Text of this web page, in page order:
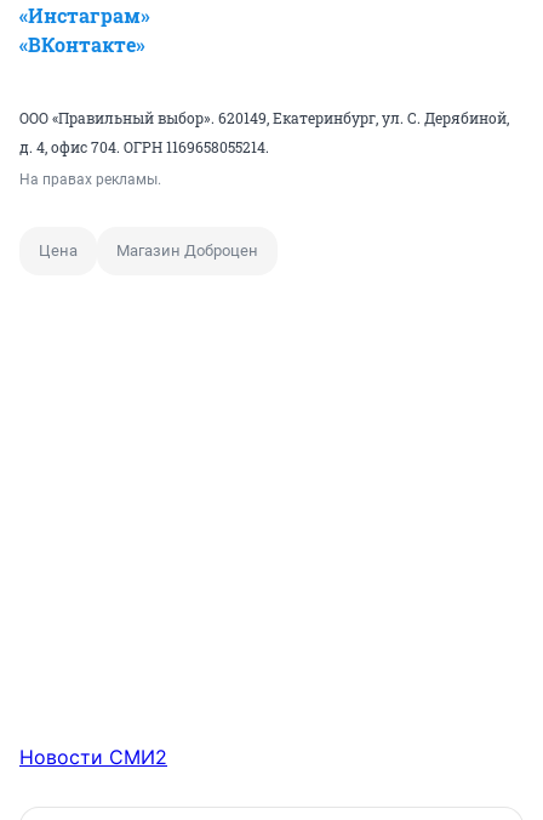
«Инстаграм»
«ВКонтакте»
ООО «Правильный выбор». 620149, Екатеринбург, ул. С. Дерябиной,
д. 4, офис 704. ОГРН 1169658055214.
На правах рекламы.
Цена Магазин Доброцен
Новости СМИ2